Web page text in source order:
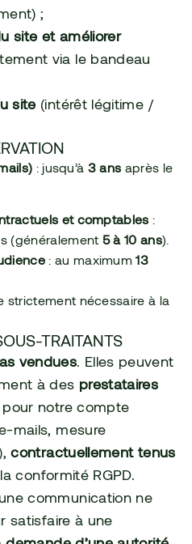
;
site et améliorer
via le bandeau
site (intérêt légitime /
: jusqu’à 3 ans après le
et comptables :
(généralement 5 à 10 ans).
: au maximum 13
strictement nécessaire à la
TRAITANTS
vendues. Elles peuvent
à des prestataires
notre compte
mails, mesure
contractuellement tenus
conformité RGPD.
communication ne